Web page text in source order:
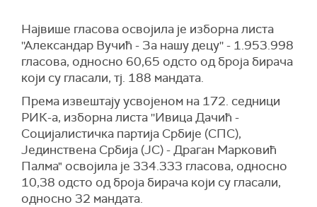
Највише гласова освојила је изборна листа
''Александар Вучић - За нашу децу'' - 1.953.998
гласова, односно 60,65 одсто од броја бирача
који су гласали, тј. 188 мандата.
Према извештају усвојеном на 172. седници
РИК-а, изборна листа ''Ивица Дачић -
Социјалистичка партија Србије (СПС),
Јединствена Србија (ЈС) - Драган Марковић
Палма" освојила је 334.333 гласова, односно
10,38 одсто од броја бирача који су гласали,
односно 32 мандата.